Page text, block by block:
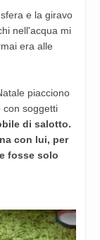
e la giravo
nell'acqua mi
era alle
piacciono
con soggetti
di salotto.
con lui, per
fosse solo